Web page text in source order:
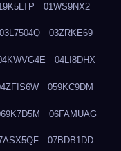
01WS9NX2
03L7504Q 03ZRKE69
04LI8DHX
059KC9DM
06FAMUAG
07BDB1DD